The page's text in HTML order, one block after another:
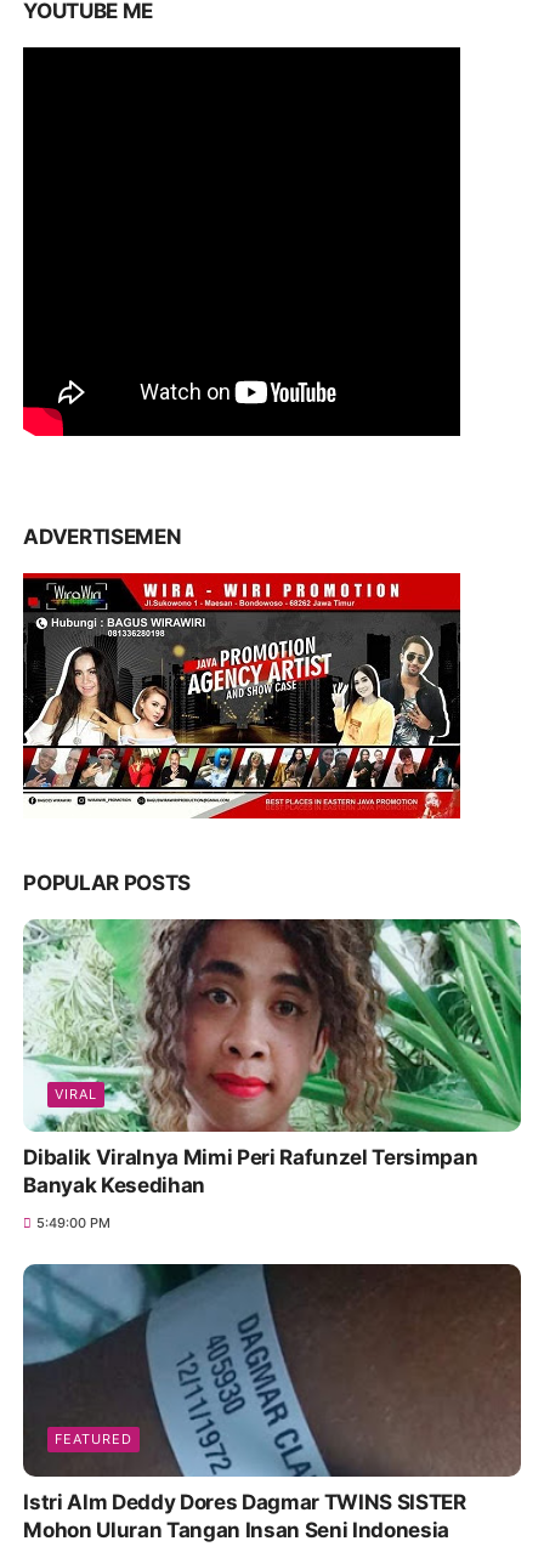
YOUTUBE ME
ADVERTISEMEN
POPULAR POSTS
VIRAL
Dibalik Viralnya Mimi Peri Rafunzel Tersimpan
Banyak Kesedihan
5:49:00 PM
FEATURED
Istri Alm Deddy Dores Dagmar TWINS SISTER
Mohon Uluran Tangan Insan Seni Indonesia